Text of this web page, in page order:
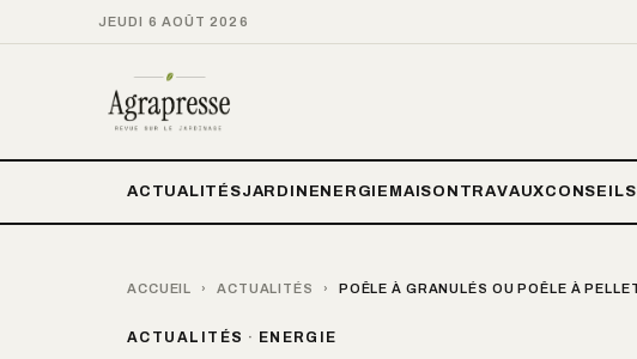
JEUDI 6 AOÛT 2026
ACTUALITÉSJARDIN ENERGIE MAISON TRAVAUXCONSEILS
ACCUEIL › ACTUALITÉS › POÊLE À GRANULÉS OU POÊLE À
ACTUALITÉS · ENERGIE